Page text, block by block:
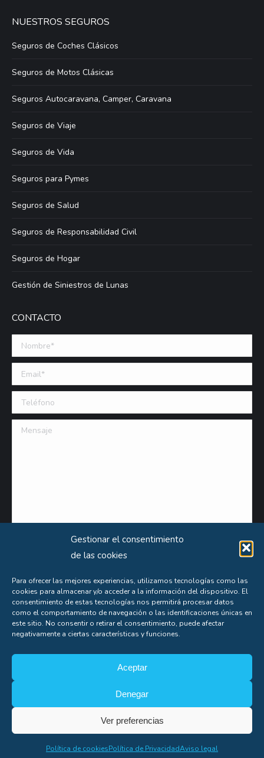
Gestionar el consentimiento
de las cookies
Para ofrecer las mejores experiencias, utilizamos tecnologías como las
cookies para almacenar y/o acceder a la información del dispositivo. El
consentimiento de estas tecnologías nos permitirá procesar datos
como el comportamiento de navegación o las identificaciones únicas en
este sitio. No consentir o retirar el consentimiento, puede afectar
negativamente a ciertas características y funciones.
Aceptar
Denegar
Ver preferencias
Política de cookiesPolítica de PrivacidadAviso legal
NUESTROS SEGUROS
Seguros de Coches Clásicos
Seguros de Motos Clásicas
Seguros Autocaravana, Camper, Caravana
Seguros de Viaje
Seguros de Vida
Seguros para Pymes
Seguros de Salud
Seguros de Responsabilidad Civil
Seguros de Hogar
Gestión de Siniestros de Lunas
CONTACTO
Nombre *
Email (requerido)
Teléfono
Mensaje
Puede obtener información extensa sobre el uso que le damos a sus datos personales
consultando nuestraPolítica de Privacidad.
Aceptas nuestrapolítica de privacidad
Soporte
Copyright© Alfonso Fígares |8web